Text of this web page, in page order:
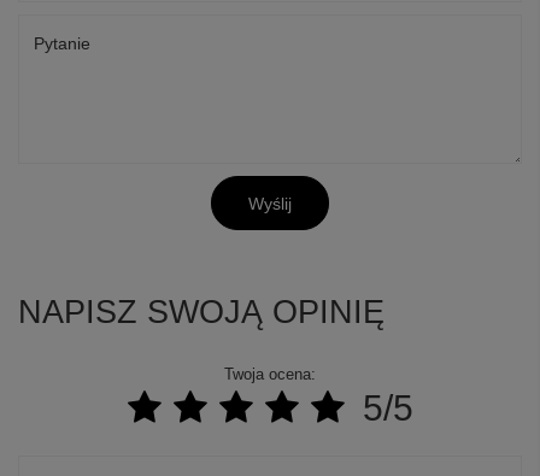
Pytanie
Wyślij
NAPISZ SWOJĄ OPINIĘ
Twoja ocena:
5/5